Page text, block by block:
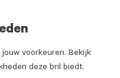
voorkeuren. Bekijk
deze bril biedt.